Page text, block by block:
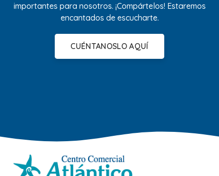
importantes para nosotros. ¡Compártelos! Estaremos
encantados de escucharte.
CUÉNTANOSLO AQUÍ